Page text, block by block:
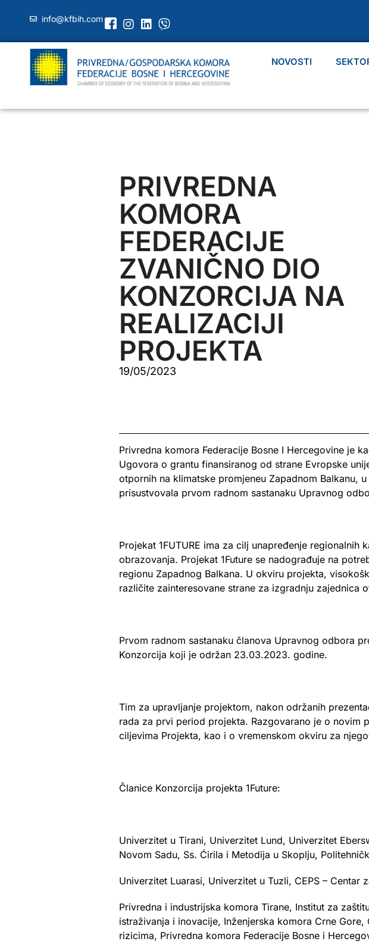
info@kfbih.com
NOVOSTI
PRIVREDNA
KOMORA
FEDERACIJE
ZVANIČNO DIO
KONZORCIJA NA
REALIZACIJI
PROJEKTA
19/05/2023
Privredna komora Federacije Bosne I Hercegovine je
Ugovora o grantu finansiranog od strane Evropske
otpornih na klimatske promjeneu Zapadnom Balkanu,
prisustvovala prvom radnom sastanaku Upravnog
Projekat 1FUTURE ima za cilj unapređenje
obrazovanja. Projekat 1Future se nadograđuje na
regionu Zapadnog Balkana. U okviru projekta,
različite zainteresovane strane za izgradnju zajednica
Prvom radnom sastanaku članova Upravnog odbora
Konzorcija koji je održan 23.03.2023. godine.
Tim za upravljanje projektom, nakon održanih
rada za prvi period projekta. Razgovarano je o novim
ciljevima Projekta, kao i o vremenskom okviru za
Članice Konzorcija projekta 1Future:
Univerzitet u Tirani, Univerzitet Lund, Univerzitet
Novom Sadu, Ss. Ćirila i Metodija u Skoplju,
Univerzitet Luarasi, Univerzitet u Tuzli, CEPS – Centar
Privredna i industrijska komora Tirane, Institut za
istraživanja i inovacije, Inženjerska komora Crne
rizicima, Privredna komora Federacije Bosne i